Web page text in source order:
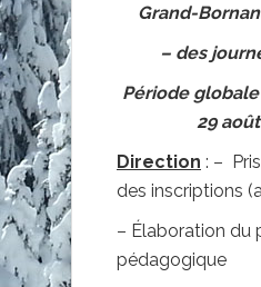
Grand-
– des
Période
29
Direction : –
des inscriptions
– Élaboration du
pédagogique